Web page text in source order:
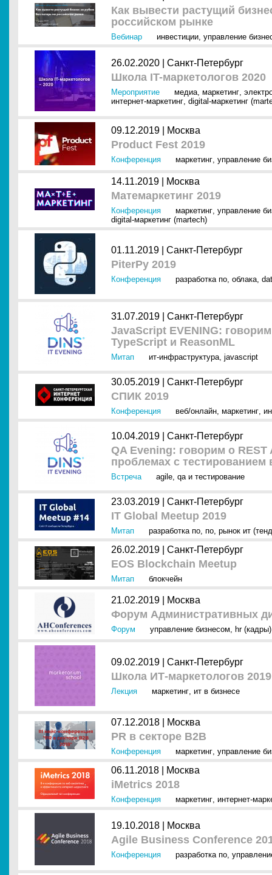
Как вывести растущий
российском рынке
Вебинар инвестиции, управление
26.02.2020 | Санкт-Петербург
Школа IT-маркетологов 2020
Мероприятие медиа, маркетинг,
интернет-маркетинг, digital-маркетинг
09.12.2019 | Москва
Product Fest 2019
Конференция маркетинг, управление
14.11.2019 | Москва
Матемаркетинг 2019
Конференция маркетинг, управление
digital-маркетинг (martech)
01.11.2019 | Санкт-Петербург
PiterPy 2019
Конференция разработка по, облака,
31.07.2019 | Санкт-Петербург
JavaScript EVENING:
TypeScript и ReasonML
Митап ит-инфраструктура, javascript
30.05.2019 | Санкт-Петербург
СПИК 2019
Конференция веб/онлайн, маркетинг,
10.04.2019 | Санкт-Петербург
QA Evening: говорим о
проблемах с тестированием
Встреча agile, qa и тестирование
23.03.2019 | Санкт-Петербург
IT Global Meetup 2019
Митап разработка по, по, рынок ит
26.02.2019 | Санкт-Петербург
EOS Blockchain Meetup
Митап блокчейн
21.02.2019 | Москва
Форум Административных
Форум управление бизнесом, hr (кадры)
09.02.2019 | Санкт-Петербург
Школа ИТ-маркетологов 2019
Лекция маркетинг, ит в бизнесе
07.12.2018 | Москва
PR в секторе B2B
Конференция маркетинг, управление
06.11.2018 | Москва
iMetrics 2018
Конференция маркетинг, интернет-
19.10.2018 | Москва
Agile Business Conference
Конференция разработка по,